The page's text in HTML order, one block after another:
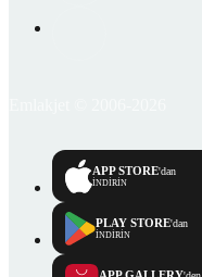
APP STORE'dan
İNDİRİN
PLAY STORE'dan
İNDİRİN
APP GALLERY